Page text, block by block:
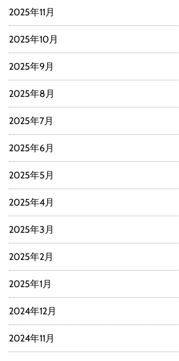
2025年11月
2025年10月
2025年9月
2025年8月
2025年7月
2025年6月
2025年5月
2025年4月
2025年3月
2025年2月
2025年1月
2024年12月
2024年11月